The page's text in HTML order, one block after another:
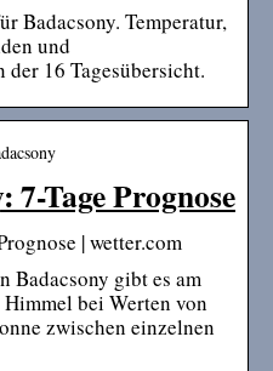
Badacsony. Temperatur,
und
16 Tagesübersicht.
7-Tage Prognose
| wetter.com
Badacsony gibt es am
bei Werten von
zwischen einzelnen